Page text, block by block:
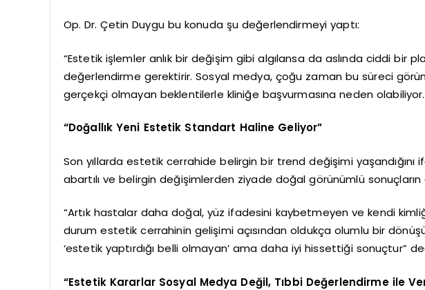
Op. Dr. Çetin Duygu bu konuda şu değerlendirmeyi yaptı:
“Estetik işlemler anlık bir değişim gibi algılansa da aslında ciddi bir
değerlendirme gerektirir. Sosyal medya, çoğu zaman bu süreci
gerçekçi olmayan beklentilerle kliniğe başvurmasına neden
“Doğallık Yeni Estetik Standart Haline Geliyor”
Son yıllarda estetik cerrahide belirgin bir trend değişimi yaşandığını
abartılı ve belirgin değişimlerden ziyade doğal görünümlü sonuçların
“Artık hastalar daha doğal, yüz ifadesini kaybetmeyen ve kendi
durum estetik cerrahinin gelişimi açısından oldukça olumlu bir
‘estetik yaptırdığı belli olmayan’ ama daha iyi hissettiği sonuçtur”
“Estetik Kararlar Sosyal Medya Değil, Tıbbi Değerlendirme ile